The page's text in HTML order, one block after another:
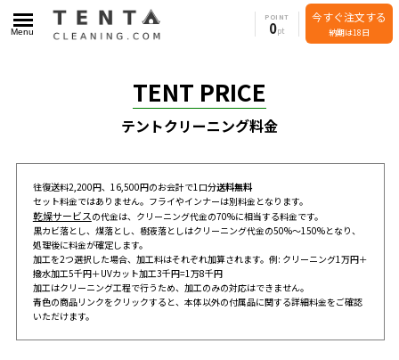
POINT
0
今すぐ注文する
納期は18日
Menu
TENT PRICE
テントクリーニング料金
往復送料2,200円、16,500円のお会計で1口分送料無料
セット料金ではありません。フライやインナーは別料金となります。
乾燥サービスの代金は、クリーニング代金の70%に相当する料金です。
黒カビ落とし、煤落とし、樹液落としはクリーニング代金の50%～150%となり、
処理後に料金が確定します。
加工を2つ選択した場合、加工料はそれぞれ加算されます。例: クリーニング1万円＋
撥水加工5千円＋UVカット加工3千円=1万8千円
加工はクリーニング工程で行うため、加工のみの対応はできません。
青色の商品リンクをクリックすると、本体以外の付属品に関する詳細料金をご確認
いただけます。